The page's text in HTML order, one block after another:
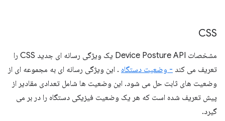
CSS
مشخصات Device Posture API یک ویژگی رسانه ای جدید CSS را
تعریف می کند - وضعیت دستگاه . این ویژگی رسانه ای به مجموعه ای از
وضعیت های ثابت حل می شود. این وضعیت ها شامل تعدادی مقادیر از
پیش تعریف شده است که هر یک وضعیت فیزیکی دستگاه را در بر می
گیرد.